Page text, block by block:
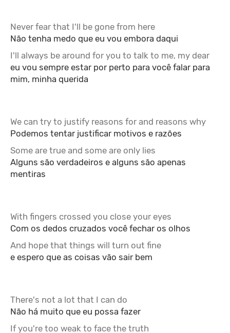
Não tenha medo que eu vou embora daqui
eu vou sempre estar por perto para você falar para
mim, minha querida
Podemos tentar justificar motivos e razões
Alguns são verdadeiros e alguns são apenas
mentiras
Com os dedos cruzados você fechar os olhos
e espero que as coisas vão sair bem
Não há muito que eu possa fazer
Never fear that I'll be gone from here
I'll always be around for you to talk to me, my dear
We can try to justify reasons for and reasons why
Some are true and some are only lies
With fingers crossed you close your eyes
And hope that things will turn out fine
There's not a lot that I can do
If you're too weak to face the truth